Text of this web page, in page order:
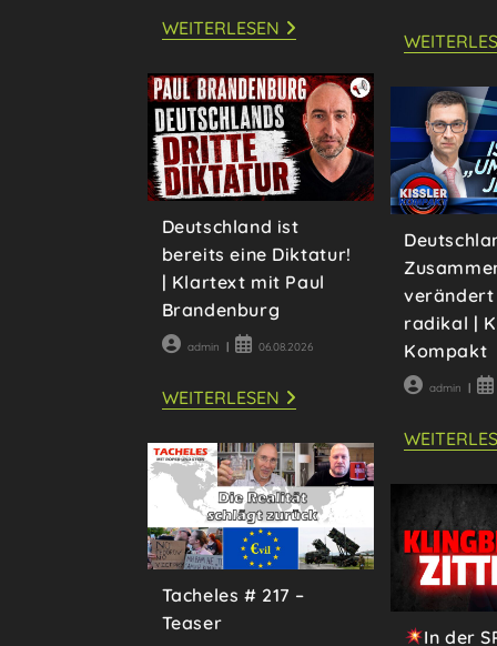
WEITERLESEN40
JAHRE
DIE
GESCHICHTEN,
DIE
DIR
KEIN
ARZT
ERZÄHLT
Deutschland ist
bereits eine Diktatur!
| Klartext mit Paul
Brandenburg
Beitrags-
admin
Beitrag06.08.2026
WEITERLESENDEUTSCHLAND
IST
EINE
DIKTATUR!
|
KLARTEXT
MIT
PAUL
BRANDENBURG
verändert
radikal |
Kompakt
Beitrags-
admin
Tacheles # 217 –
Teaser
In der